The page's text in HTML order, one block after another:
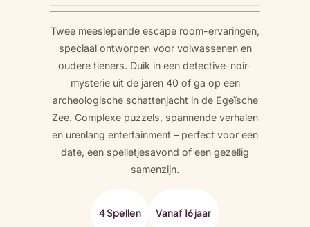
Twee meeslepende escape room-ervaringen,
speciaal ontworpen voor volwassenen en
oudere tieners. Duik in een detective-noir-
mysterie uit de jaren 40 of ga op een
archeologische schattenjacht in de Egeïsche
Zee. Complexe puzzels, spannende verhalen
en urenlang entertainment – perfect voor een
date, een spelletjesavond of een gezellig
samenzijn.
4 Spellen Vanaf 16 jaar